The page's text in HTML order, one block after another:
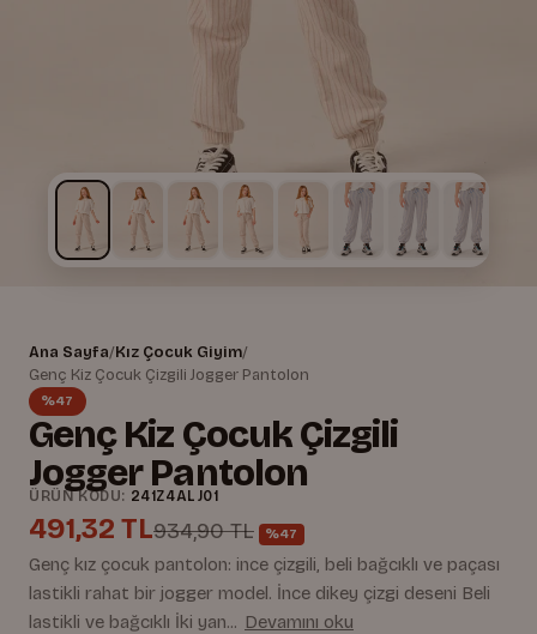
Ana Sayfa/Kız Çocuk Giyim/
Genç Kiz Çocuk Çizgili Jogger Pantolon
%47
Genç Kiz Çocuk Çizgili
Jogger Pantolon
ÜRÜN KODU: 241Z4ALJ01
491,32 TL934,90 TL %47
Genç kız çocuk pantolon: ince çizgili, beli bağcıklı ve paçası
lastikli rahat bir jogger model. İnce dikey çizgi deseni Beli
lastikli ve bağcıklı İki yan... Devamını oku